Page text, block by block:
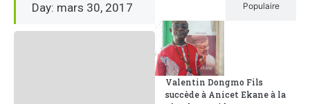
Day: mars 30, 2017 Populaire
Valentin Dongmo Fils
succède à Anicet Ekane à la